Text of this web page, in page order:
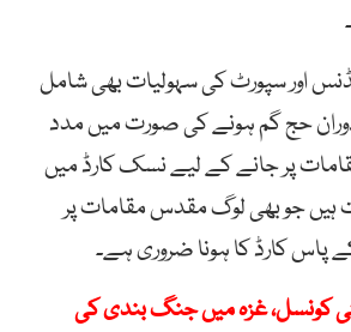
اور سپورٹ کی سہولیات بھی شامل
حج گم ہونے کی صورت میں مدد
پر جانے کے لیے نسک کارڈ میں
جو بھی لوگ مقدس مقامات پر
کارڈ کا ہونا ضروری ہے۔
کونسل، غزہ میں جنگ بندی کی